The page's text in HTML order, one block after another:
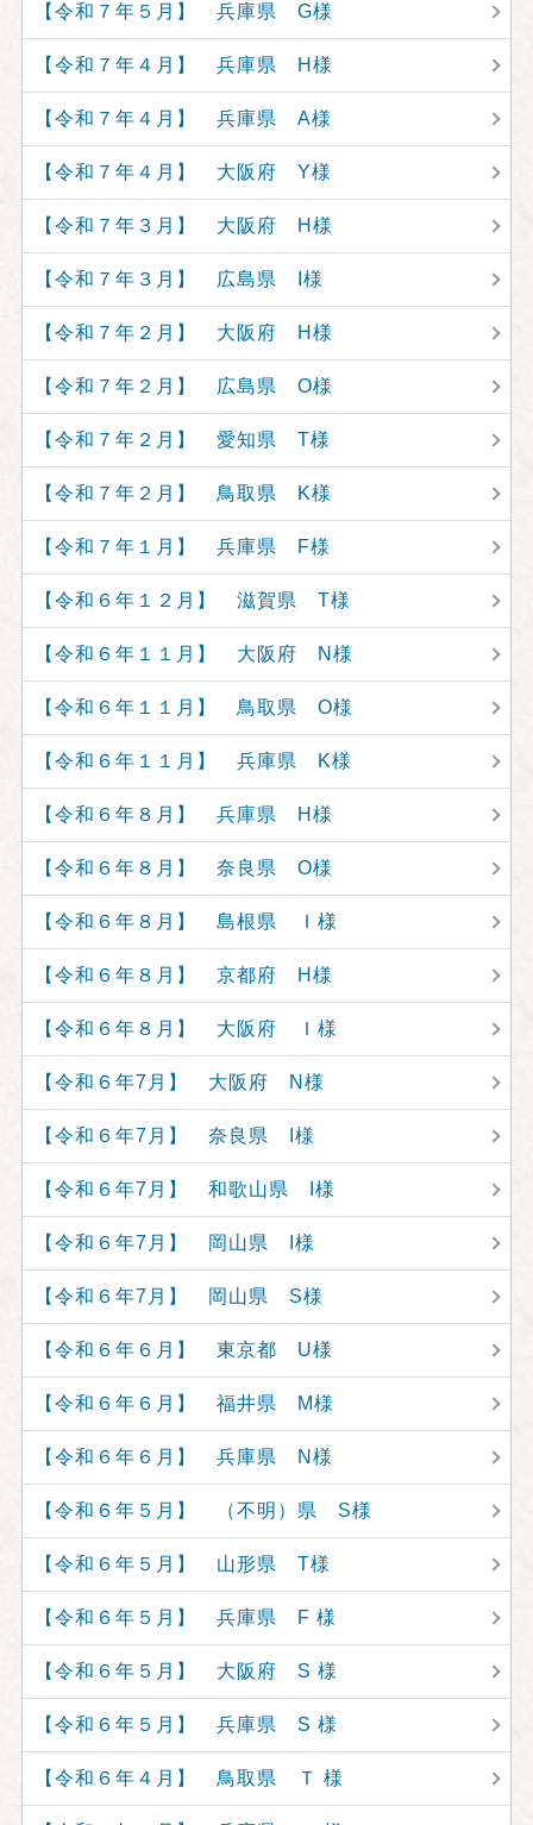
【令和７年５月】 兵庫県 G様
【令和７年４月】 兵庫県 H様
【令和７年４月】 兵庫県 A様
【令和７年４月】 大阪府 Y様
【令和７年３月】 大阪府 H様
【令和７年３月】 広島県 I様
【令和７年２月】 大阪府 H様
【令和７年２月】 広島県 O様
【令和７年２月】 愛知県 T様
【令和７年２月】 鳥取県 K様
【令和７年１月】 兵庫県 F様
【令和６年１２月】 滋賀県 T様
【令和６年１１月】 大阪府 N様
【令和６年１１月】 鳥取県 O様
【令和６年１１月】 兵庫県 K様
【令和６年８月】 兵庫県 H様
【令和６年８月】 奈良県 O様
【令和６年８月】 島根県 Ｉ様
【令和６年８月】 京都府 H様
【令和６年８月】 大阪府 Ｉ様
【令和６年7月】 大阪府 N様
【令和６年7月】 奈良県 I様
【令和６年7月】 和歌山県 I様
【令和６年7月】 岡山県 I様
【令和６年7月】 岡山県 S様
【令和６年６月】 東京都 U様
【令和６年６月】 福井県 M様
【令和６年６月】 兵庫県 N様
【令和６年５月】 （不明）県 S様
【令和６年５月】 山形県 T様
【令和６年５月】 兵庫県 F 様
【令和６年５月】 大阪府 S 様
【令和６年５月】 兵庫県 S 様
【令和６年４月】 鳥取県 Ｔ 様